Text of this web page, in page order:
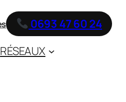
0693 47 60 24
RÉSEAUX